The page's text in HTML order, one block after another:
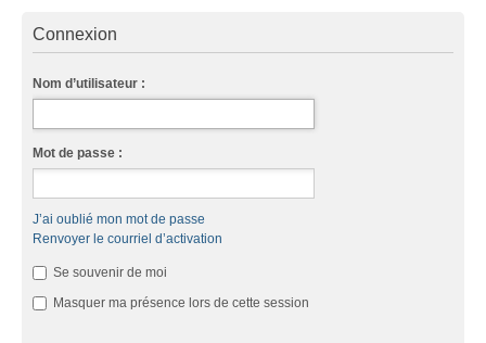
Connexion
Nom d’utilisateur :
Mot de passe :
J’ai oublié mon mot de passe
Renvoyer le courriel d’activation
Se souvenir de moi
Masquer ma présence lors de cette session